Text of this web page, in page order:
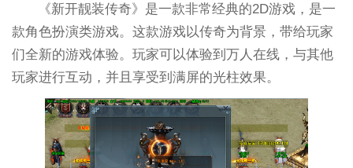
《新开靓装传奇》是一款非常经典的2D游戏，是一
款角色扮演类游戏。这款游戏以传奇为背景，带给玩家
们全新的游戏体验。玩家可以体验到万人在线，与其他
玩家进行互动，并且享受到满屏的光柱效果。